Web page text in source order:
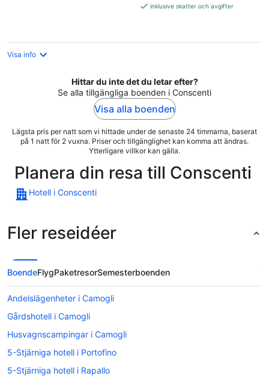
5 990 kr
inklusive skatter och avgifter
Visa info
Hittar du inte det du letar efter?
Se alla tillgängliga boenden i Conscenti
Visa alla boenden
Lägsta pris per natt som vi hittade under de senaste 24 timmarna, baserat
på 1 natt för 2 vuxna. Priser och tillgänglighet kan komma att ändras.
Ytterligare villkor kan gälla.
Planera din resa till Conscenti
Hotell i Conscenti
Fler reseidéer
BoendeFlygPaketresorSemesterboenden
Andelslägenheter i Camogli
Gårdshotell i Camogli
Husvagnscampingar i Camogli
5-Stjärniga hotell i Portofino
5-Stjärniga hotell i Rapallo